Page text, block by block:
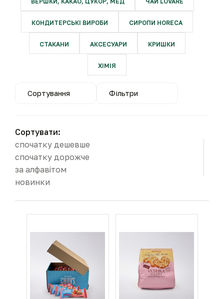
КОНДИТЕРСЬКІ ВИРОБИ СИРОПИ HORECA
СТАКАНИ АКСЕСУАРИ КРИШКИ
ХІМІЯ
Сортування Фільтри
Сортувати:
спочатку дешевше
спочатку дорожче
за алфавiтом
новинки